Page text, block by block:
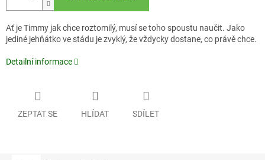
Ať je Timmy jak chce roztomilý, musí se toho spoustu naučit. Jako
jediné jehňátko ve stádu je zvyklý, že vždycky dostane, co právě chce.
Detailní informace
ZEPTAT SE HLÍDAT SDÍLET